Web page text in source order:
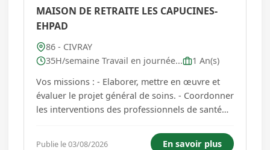
MAISON DE RETRAITE LES CAPUCINES-
EHPAD
86 - CIVRAY
35H/semaine Travail en journée...
1 An(s)
Vos missions : - Elaborer, mettre en œuvre et
évaluer le projet général de soins. - Coordonner
les interventions des professionnels de santé
et à l'évaluation des futurs résidents. - Assurer
Publie le 03/08/2026 En savoir plus